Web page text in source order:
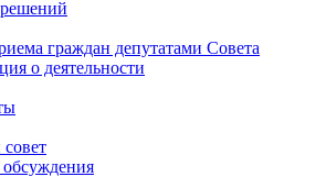
граждан депутатами Совета
о деятельности